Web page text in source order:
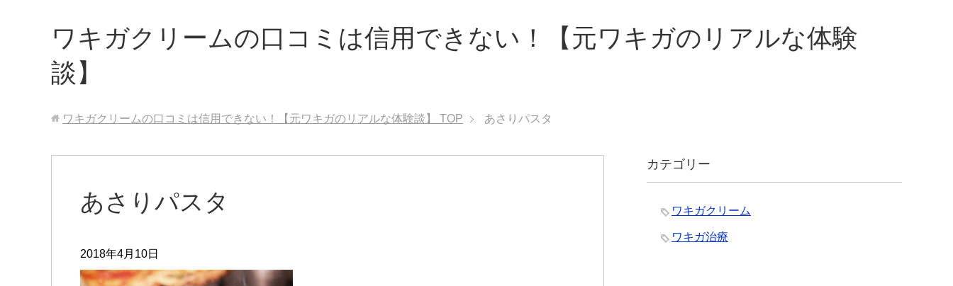
ワキガクリームの口コミは信用できない！【元ワキガのリアルな体験
談】
ワキガクリームの口コミは信用できない！【元ワキガのリアルな体験談】 TOP あさりパスタ
あさりパスタ
2018年4月10日
カテゴリー
ワキガクリーム
ワキガ治療